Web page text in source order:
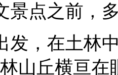
景点之前，
发，在土林
山丘横亘